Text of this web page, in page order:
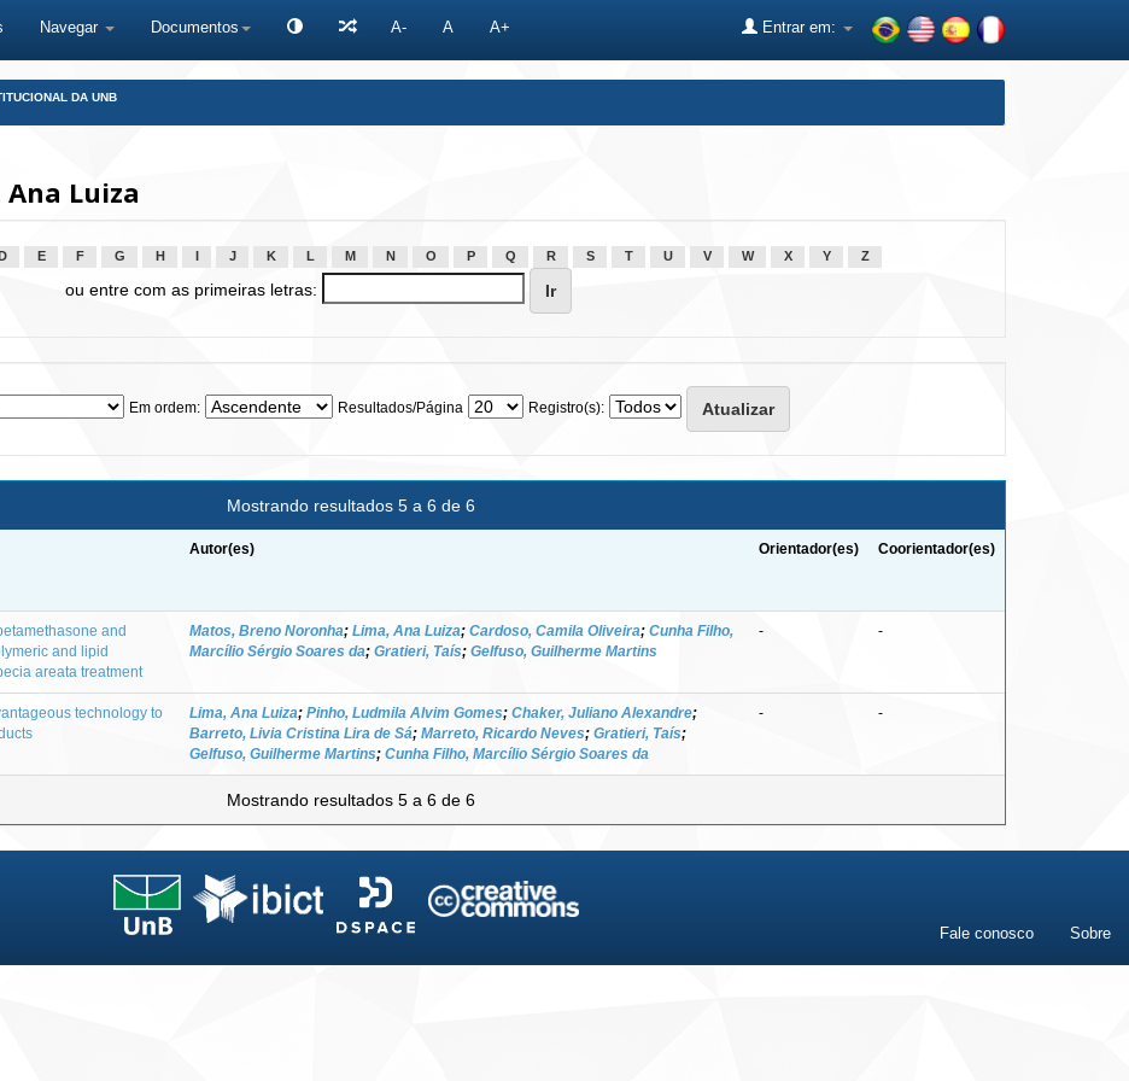
Navegar Documentos A- A A+ Entrar em:
DA UNB
Luiza
D E F G H J K L M N O P Q R S T U V W X Y Z
ou entre com as primeiras letras:
Em ordem: Resultados/Página Registro(s):
Mostrando resultados 5 a 6 de 6
Autor(es) Orientador(es) Coorientador(es)
and
and lipid
areata treatment
Matos, Breno Noronha; Lima, Ana Luiza; Cardoso, Camila Oliveira; Cunha Filho,
Marcílio Sérgio Soares da; Gratieri, Taís; Gelfuso, Guilherme Martins
- -
technology to
Lima, Ana Luiza; Pinho, Ludmila Alvim Gomes; Chaker, Juliano Alexandre;
Barreto, Livia Cristina Lira de Sá; Marreto, Ricardo Neves; Gratieri, Taís;
Gelfuso, Guilherme Martins; Cunha Filho, Marcílio Sérgio Soares da
- -
Mostrando resultados 5 a 6 de 6
Fale conosco Sobre